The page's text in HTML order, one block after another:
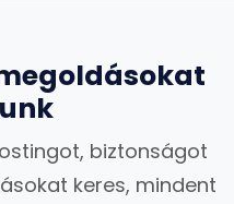
biztonságot
keres, mindent